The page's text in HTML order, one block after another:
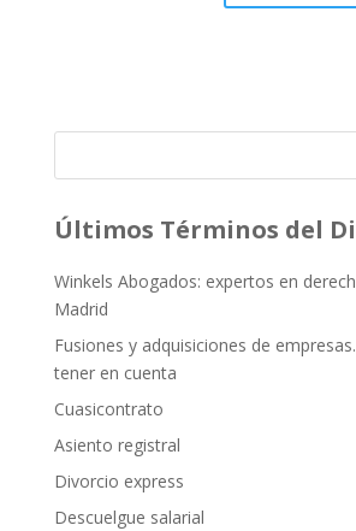
Últimos Términos del
Winkels Abogados: expertos en
Madrid
Fusiones y adquisiciones de
tener en cuenta
Cuasicontrato
Asiento registral
Divorcio express
Descuelgue salarial